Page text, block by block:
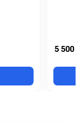
5 500